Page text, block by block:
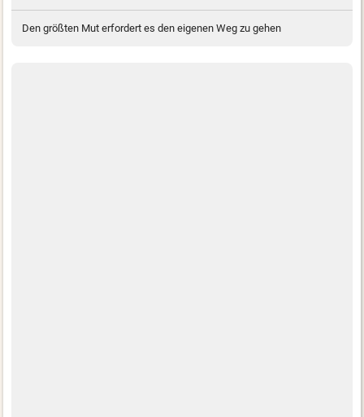
Den größten Mut erfordert es den eigenen Weg zu gehen